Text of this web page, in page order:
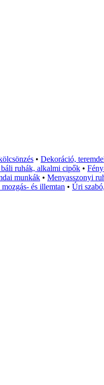
• Dekoráció,
ruhák, alkalmi cipők •
munkák • Menyasszonyi
és illemtan • Úri